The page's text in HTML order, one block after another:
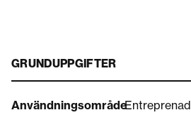
GRUNDUPPGIFTER
AnvändningsområdeEntreprenad